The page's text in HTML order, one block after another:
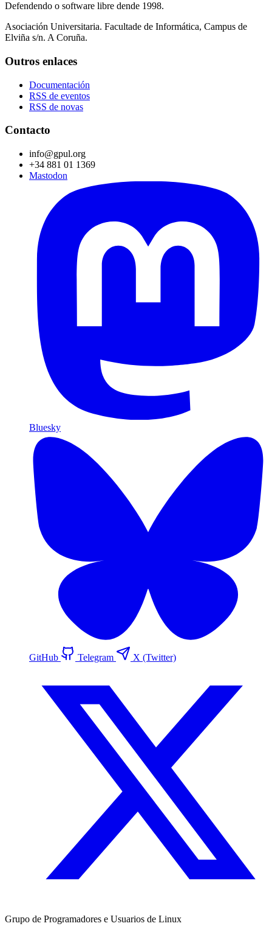
Defendendo o software libre dende 1998.
Asociación Universitaria. Facultade de Informática, Campus de
Elviña s/n. A Coruña.
Outros enlaces
Documentación
RSS de eventos
RSS de novas
Contacto
info@gpul.org
+34 881 01 1369
Mastodon
Bluesky
GitHub Telegram X (Twitter)
Grupo de Programadores e Usuarios de Linux